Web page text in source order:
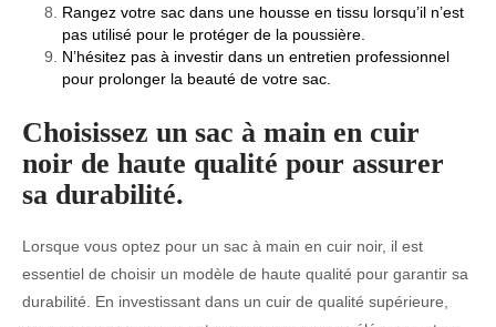
Rangez votre sac dans une housse en tissu lorsqu’il n’est
pas utilisé pour le protéger de la poussière.
N’hésitez pas à investir dans un entretien professionnel
pour prolonger la beauté de votre sac.
Choisissez un sac à main en cuir
noir de haute qualité pour assurer
sa durabilité.
Lorsque vous optez pour un sac à main en cuir noir, il est
essentiel de choisir un modèle de haute qualité pour garantir sa
durabilité. En investissant dans un cuir de qualité supérieure,